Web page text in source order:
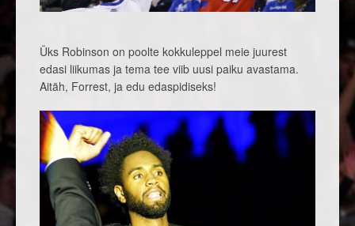
Üks Robinson on poolte kokkuleppel meie juurest
edasi liikumas ja tema tee viib uusi paiku avastama.
Aitäh, Forrest, ja edu edaspidiseks!